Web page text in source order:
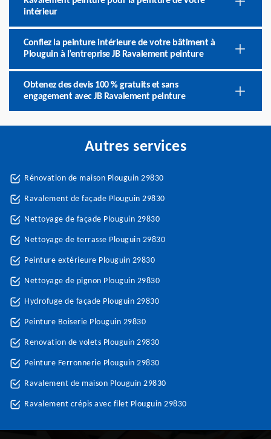
intérieur
Confiez la peinture intérieure de votre bâtiment à
Plouguin à l’entreprise JB Ravalement peinture
Obtenez des devis 100 % gratuits et sans
engagement avec JB Ravalement peinture
Autres services
Rénovation de maison Plouguin 29830
Ravalement de façade Plouguin 29830
Nettoyage de façade Plouguin 29830
Nettoyage de terrasse Plouguin 29830
Peinture extérieure Plouguin 29830
Nettoyage de pignon Plouguin 29830
Hydrofuge de façade Plouguin 29830
Peinture Boiserie Plouguin 29830
Renovation de volets Plouguin 29830
Peinture Ferronnerie Plouguin 29830
Ravalement de maison Plouguin 29830
Ravalement crépis avec filet Plouguin 29830